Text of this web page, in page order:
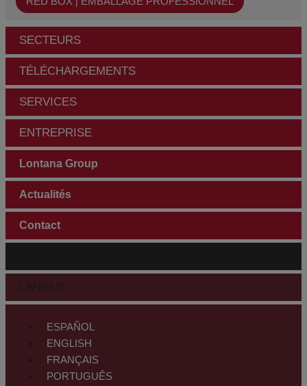
SECTEURS
TÉLÉCHARGEMENTS
SERVICES
ENTREPRISE
Lontana Group
Actualités
Contact
LANGUE
ESPAÑOL
ENGLISH
FRANÇAIS
PORTUGUÊS